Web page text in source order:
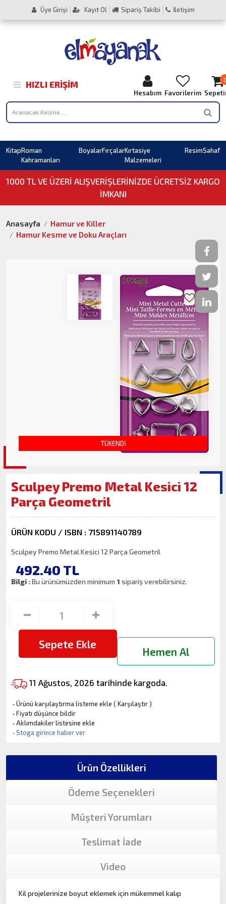
Üye Girişi Kayıt Ol Sipariş Takibi İletişim
HIZLI ERIŞIM
Hesabım Favorilerim
KitapRoman
Kahramanları
BoyalarFırçalarKırtasiye
Malzemeleri
ResimSahaf
1000 TL VE ÜZERI ALIŞVERIŞLERINIZDE ÜCRETSİZ KARGO
İMKANI
Anasayfa
Hamur ve Killer
Hamur Kesme ve Doku Araçları
TÜKENDİ
Sculpey Premo Metal Kesici 12
Parça Geometril
ÜRÜN KODU / ISBN : 715891140789
Sculpey Premo Metal Kesici 12 Parça Geometril
492.40 TL
Bilgi :Bu ürünümüzden minimum1sipariş verebilirsiniz.
Sepete Ekle
Hemen Al
11 Ağustos, 2026 tarihinde kargoda.
·Ürünü karşılaştırma listeme ekle (Karşılaştır)
·Fiyatı düşünce bildir
·Aklımdakiler listesine ekle
·Stoga girince haber ver
Ürün Özellikleri
Ödeme Seçenekleri
Müşteri Yorumları
Teslimat İade
Video
Kil projelerinize boyut eklemek için mükemmel kalıp